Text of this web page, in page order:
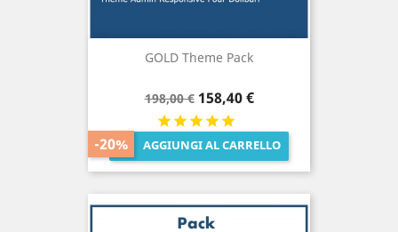
GOLD Theme Pack
Prezzo
base
198,00 € Prezzo
158,40 €
 AGGIUNGI AL CARRELLO
-20%